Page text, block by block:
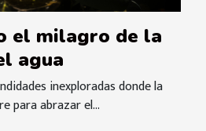
el milagro de la
agua
inexploradas donde la
para abrazar el...